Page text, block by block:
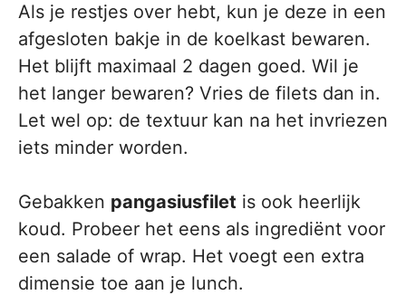
Als je restjes over hebt, kun je deze in een
afgesloten bakje in de koelkast bewaren.
Het blijft maximaal 2 dagen goed. Wil je
het langer bewaren? Vries de filets dan in.
Let wel op: de textuur kan na het invriezen
iets minder worden.
Gebakken pangasiusfilet is ook heerlijk
koud. Probeer het eens als ingrediënt voor
een salade of wrap. Het voegt een extra
dimensie toe aan je lunch.